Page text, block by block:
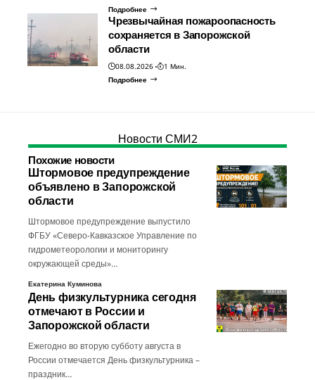
Подробнее
Чрезвычайная пожароопасность
сохраняется в Запорожской
области
08.08.2026
1 Мин.
Подробнее
Новости СМИ2
Похожие новости
Штормовое предупреждение
объявлено в Запорожской
области
Штормовое предупреждение выпустило
ФГБУ «Северо-Кавказское Управление по
гидрометеорологии и мониторингу
окружающей среды»…
Екатерина Куминова
День физкультурника сегодня
отмечают в России и
Запорожской области
Ежегодно во вторую субботу августа в
России отмечается День физкультурника –
праздник…